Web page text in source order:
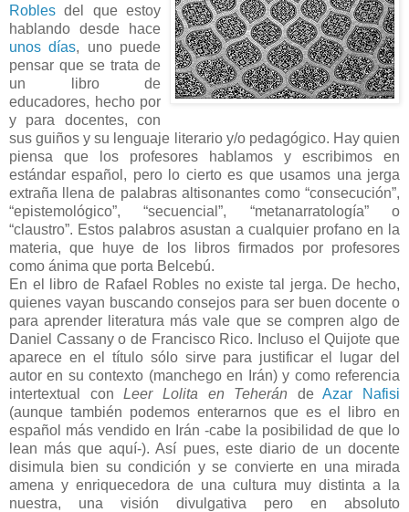
Robles del que estoy
hablando desde hace
unos días, uno puede
pensar que se trata de
un libro de
educadores, hecho por
y para docentes, con
sus guiños y su lenguaje literario y/o pedagógico. Hay quien
piensa que los profesores hablamos y escribimos en
estándar español, pero lo cierto es que usamos una jerga
extraña llena de palabras altisonantes como “consecución”,
“epistemológico”, “secuencial”, “metanarratología” o
“claustro”. Estos palabros asustan a cualquier profano en la
materia, que huye de los libros firmados por profesores
como ánima que porta Belcebú.
En el libro de Rafael Robles no existe tal jerga. De hecho,
quienes vayan buscando consejos para ser buen docente o
para aprender literatura más vale que se compren algo de
Daniel Cassany o de Francisco Rico. Incluso el Quijote que
aparece en el título sólo sirve para justificar el lugar del
autor en su contexto (manchego en Irán) y como referencia
intertextual conLeer Lolita en Teherán deAzar Nafisi
(aunque también podemos enterarnos que es el libro en
español más vendido en Irán -cabe la posibilidad de que lo
lean más que aquí-). Así pues, este diario de un docente
disimula bien su condición y se convierte en una mirada
amena y enriquecedora de una cultura muy distinta a la
nuestra, una visión divulgativa pero en absoluto